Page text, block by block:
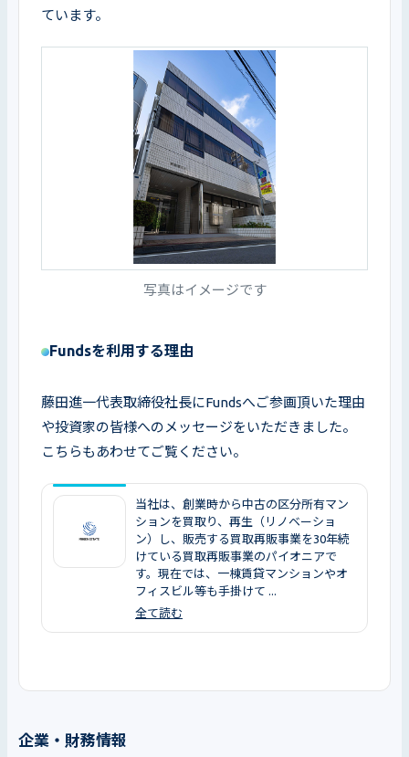
ています。
写真はイメージです
Fundsを利用する理由
藤田進一代表取締役社長にFundsへご参画頂いた理由
や投資家の皆様へのメッセージをいただきました。
こちらもあわせてご覧ください。
当社は、創業時から中古の区分所有マン
ションを買取り、再生（リノベーショ
ン）し、販売する買取再販事業を30年続
けている買取再販事業のパイオニアで
す。現在では、一棟賃貸マンションやオ
フィスビル等も手掛けて ...
全て読む
企業・財務情報